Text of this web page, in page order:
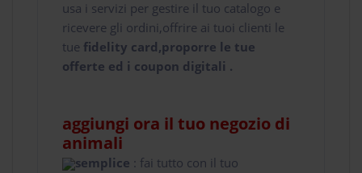
usa i servizi per gestire il tuo catalogo e
ricevere gli ordini,offrire ai tuoi clienti le
tue fidelity card,proporre le tue
offerte ed i coupon digitali .
aggiungi ora il tuo negozio di
animali
semplice : fai tutto con il tuo